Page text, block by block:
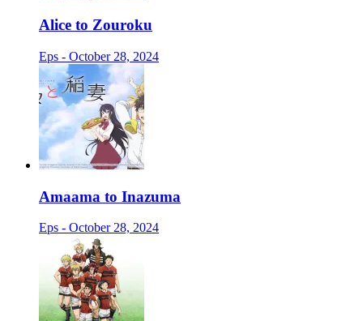
Alice to Zouroku
Eps - October 28, 2024
Amaama to Inazuma
Eps - October 28, 2024